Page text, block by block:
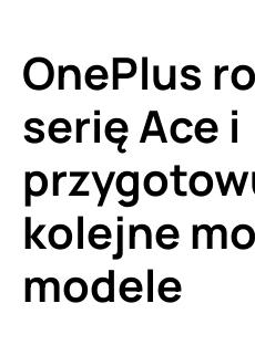
OnePlus
serię Ace i
kolejne
modele